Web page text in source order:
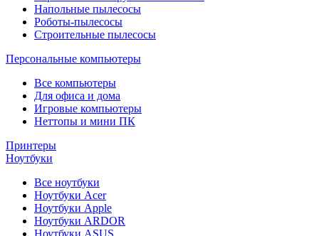
Напольные пылесосы
Роботы-пылесосы
Строительные пылесосы
Персональные компьютеры
Все компьютеры
Для офиса и дома
Игровые компьютеры
Неттопы и мини ПК
Принтеры
Ноутбуки
Все ноутбуки
Ноутбуки Acer
Ноутбуки Apple
Ноутбуки ARDOR
Ноутбуки ASUS